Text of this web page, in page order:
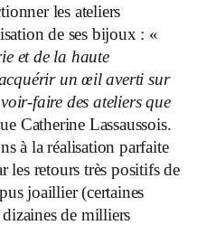
les ateliers
de ses bijoux : «
et de la haute
un œil averti sur
faire des ateliers que
Catherine Lassaussois.
à la réalisation parfaite
les retours très positifs de
joaillier (certaines
de milliers